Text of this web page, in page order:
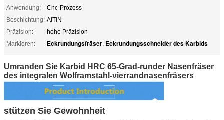
Anwendung:
Cnc-Prozess
Beschichtung: AlTiN
Präzision:
hohe Präzision
Markieren:
Eckrundungsfräser, Eckrundungsschneider des Karbids
Umranden Sie Karbid HRC 65-Grad-runder Nasenfräser
des integralen Wolframstahl-vierrandnasenfräsers
stützen Sie Gewohnheit